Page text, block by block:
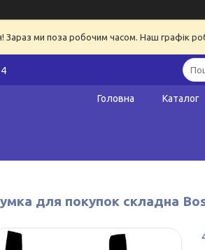
Зараз ми поза робочим часом. Наш графік
Головна Каталог
для покупок складна